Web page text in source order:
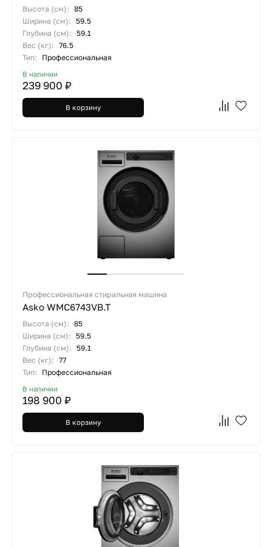
Высота (см): 85
Ширина (см): 59.5
Глубина (см): 59.1
Вес (кг): 76.5
Тип:
Профессиональная
В наличии
239 900 ₽
В корзину
Профессиональная стиральная машина
Asko WMC6743VB.T
Высота (см): 85
Ширина (см): 59.5
Глубина (см): 59.1
Вес (кг): 77
Тип:
Профессиональная
В наличии
198 900 ₽
В корзину